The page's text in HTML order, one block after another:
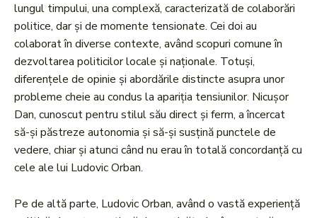
lungul timpului, una complexă, caracterizată de colaborări
politice, dar și de momente tensionate. Cei doi au
colaborat în diverse contexte, având scopuri comune în
dezvoltarea politicilor locale și naționale. Totuși,
diferențele de opinie și abordările distincte asupra unor
probleme cheie au condus la apariția tensiunilor. Nicușor
Dan, cunoscut pentru stilul său direct și ferm, a încercat
să-și păstreze autonomia și să-și susțină punctele de
vedere, chiar și atunci când nu erau în totală concordanță cu
cele ale lui Ludovic Orban.
Pe de altă parte, Ludovic Orban, având o vastă experiență